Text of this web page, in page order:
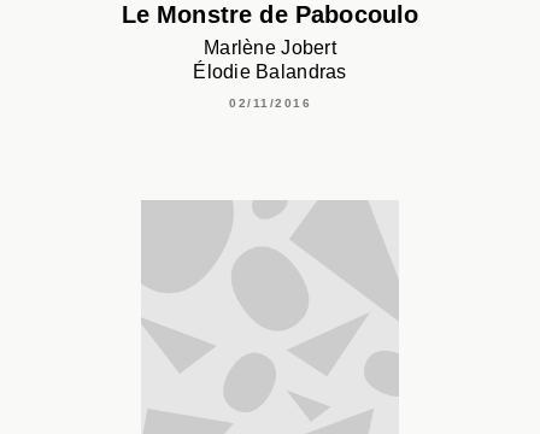
Le Monstre de Pabocoulo
Marlène Jobert
Élodie Balandras
02/11/2016